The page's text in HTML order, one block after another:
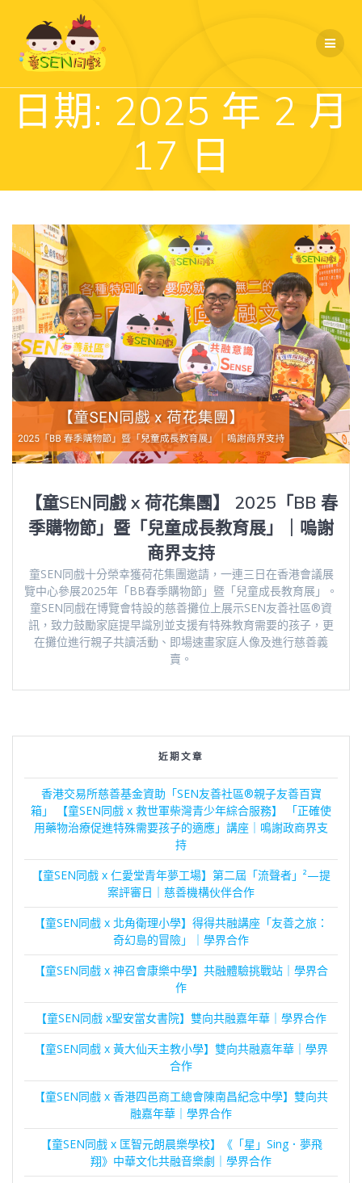
日期: 2025 年 2 月
17 日
【童SEN同戲 x 荷花集團】 2025「BB 春
季購物節」暨「兒童成長教育展」｜嗚謝
商界支持
童SEN同戲十分榮幸獲荷花集團邀請，一連三日在香港會議展
覽中心參展2025年「BB春季購物節」暨「兒童成長教育展」。
童SEN同戲在博覽會特設的慈善攤位上展示SEN友善社區®資
訊，致力鼓勵家庭提早識別並支援有特殊教育需要的孩子，更
在攤位進行親子共讀活動、即場速畫家庭人像及進行慈善義
賣。
近期文章
香港交易所慈善基金資助「SEN友善社區®親子友善百寶
箱」 【童SEN同戲 x 救世軍柴灣青少年綜合服務】 「正確使
用藥物治療促進特殊需要孩子的適應」講座｜鳴謝政商界支
持
【童SEN同戲 x 仁愛堂青年夢工場】第二屆「流聲者」²—提
案評審日｜慈善機構伙伴合作
【童SEN同戲 x 北角衛理小學】得得共融講座「友善之旅：
奇幻島的冒險」｜學界合作
【童SEN同戲 x 神召會康樂中學】共融體驗挑戰站｜學界合
作
【童SEN同戲 x聖安當女書院】雙向共融嘉年華｜學界合作
【童SEN同戲 x 黃大仙天主教小學】雙向共融嘉年華｜學界
合作
【童SEN同戲 x 香港四邑商工總會陳南昌紀念中學】雙向共
融嘉年華｜學界合作
【童SEN同戲 x 匡智元朗晨樂學校】《「星」Sing．夢飛
翔》中華文化共融音樂劇｜學界合作